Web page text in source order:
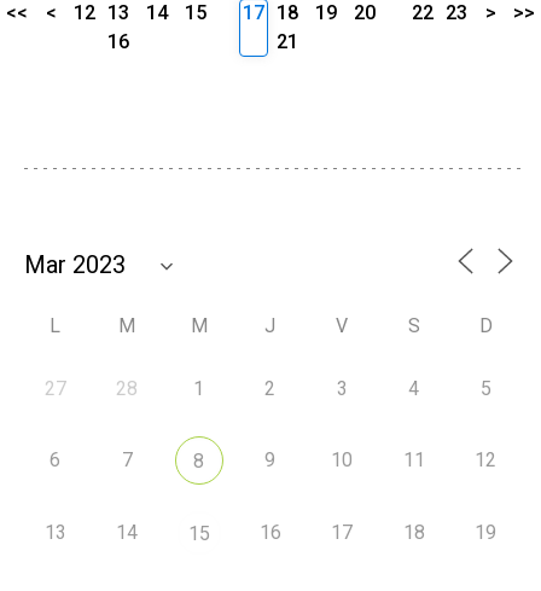
<< < 12 13 14
15
16
17 18 19
20
21
22 23 > >>
L M M J V S D
27 28 1 2 3 4 5
6 7 8 9 10 11 12
13 14 15 16 17 18 19